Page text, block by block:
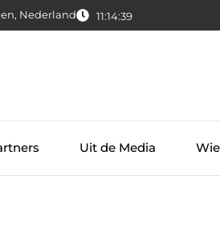
Nederland 11:14:40
Uit de Media